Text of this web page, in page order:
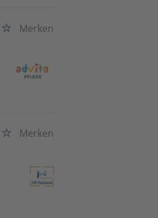
Merken
Merken